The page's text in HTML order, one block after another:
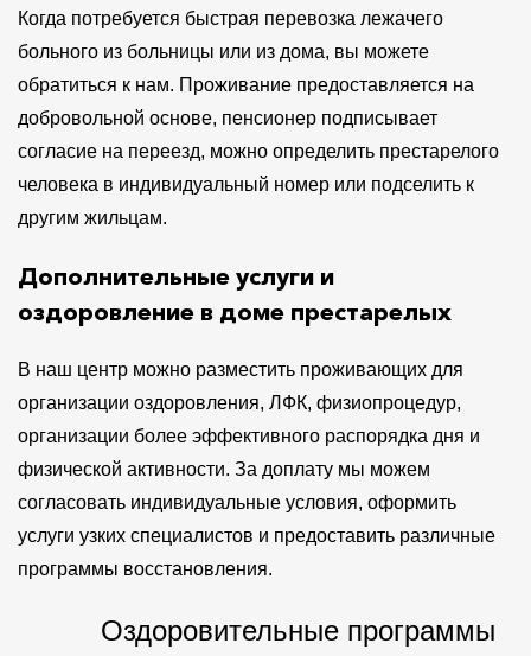
Когда потребуется быстрая перевозка лежачего
больного из больницы или из дома, вы можете
обратиться к нам. Проживание предоставляется на
добровольной основе, пенсионер подписывает
согласие на переезд, можно определить престарелого
человека в индивидуальный номер или подселить к
другим жильцам.
Дополнительные услуги и
оздоровление в доме престарелых
В наш центр можно разместить проживающих для
организации оздоровления, ЛФК, физиопроцедур,
организации более эффективного распорядка дня и
физической активности. За доплату мы можем
согласовать индивидуальные условия, оформить
услуги узких специалистов и предоставить различные
программы восстановления.
Оздоровительные программы